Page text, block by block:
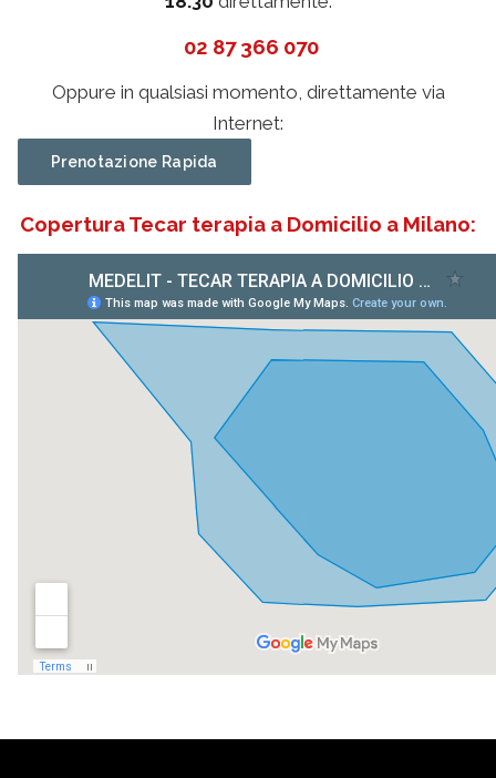
02 87 366 070
Oppure in qualsiasi momento, direttamente via
Internet:
Prenotazione Rapida
Copertura Tecar terapia a Domicilio a Milano: